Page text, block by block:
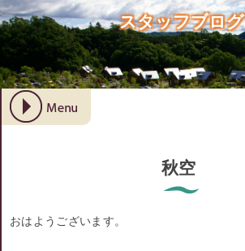
スタッフブログ
秋空
おはようございます。